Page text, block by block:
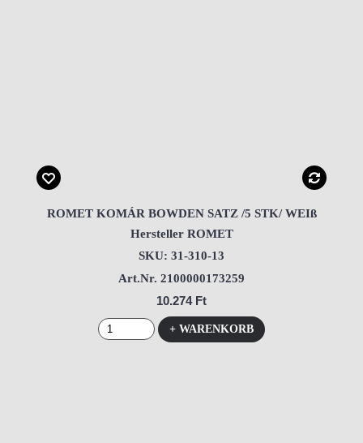
ROMET KOMÁR BOWDEN SATZ /5 STK/ WEIß
Hersteller ROMET
SKU: 31-310-13
Art.Nr. 2100000173259
10.274 Ft
+ WARENKORB